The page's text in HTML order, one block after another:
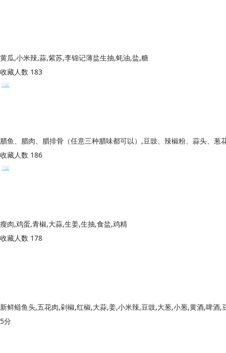
黄瓜,小米辣,蒜,紫苏,李锦记薄盐生抽,蚝油,盐,糖
收藏人数 183
腊鱼、腊肉、腊排骨（任意三种腊味都可以）,豆豉、辣椒粉、蒜头、葱
收藏人数 186
瘦肉,鸡蛋,青椒,大蒜,生姜,生抽,食盐,鸡精
收藏人数 178
5分